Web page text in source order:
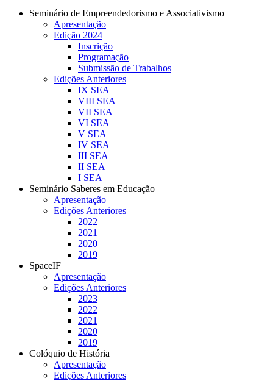
Seminário de Empreendedorismo e Associativismo
Apresentação
Edição 2024
Inscrição
Programação
Submissão de Trabalhos
Edições Anteriores
IX SEA
VIII SEA
VII SEA
VI SEA
V SEA
IV SEA
III SEA
II SEA
I SEA
Seminário Saberes em Educação
Apresentação
Edições Anteriores
2022
2021
2020
2019
SpaceIF
Apresentação
Edições Anteriores
2023
2022
2021
2020
2019
Colóquio de História
Apresentação
Edições Anteriores